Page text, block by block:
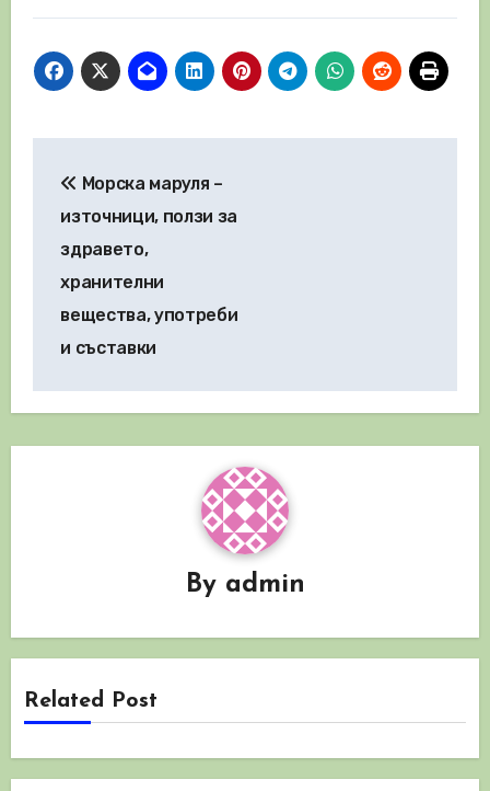
Морска маруля –
източници, ползи за
здравето,
хранителни
вещества, употреби
и съставки
By admin
Related Post